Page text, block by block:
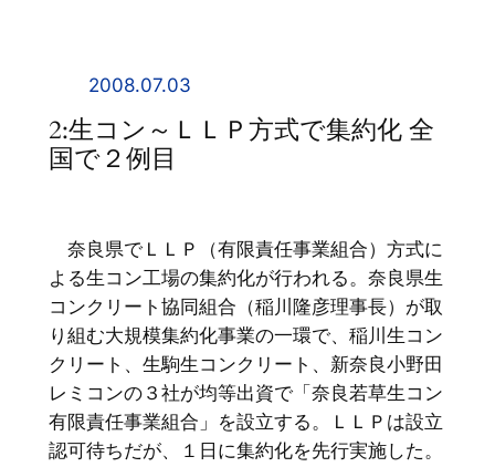
2008.07.03
2:生コン～ＬＬＰ方式で集約化 全
国で２例目
奈良県でＬＬＰ（有限責任事業組合）方式に
よる生コン工場の集約化が行われる。奈良県生
コンクリート協同組合（稲川隆彦理事長）が取
り組む大規模集約化事業の一環で、稲川生コン
クリート、生駒生コンクリート、新奈良小野田
レミコンの３社が均等出資で「奈良若草生コン
有限責任事業組合」を設立する。ＬＬＰは設立
認可待ちだが、１日に集約化を先行実施した。